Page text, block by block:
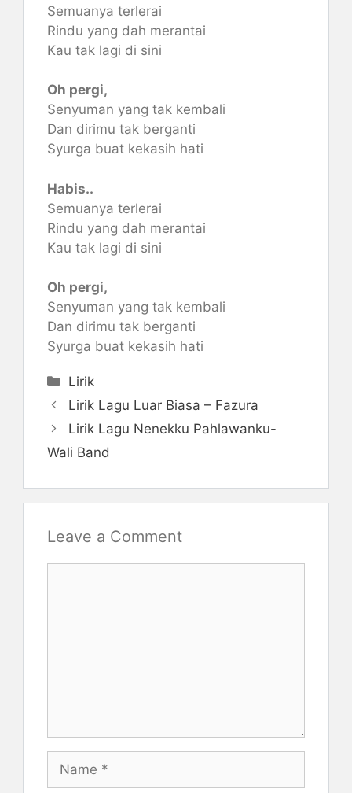
Semuanya terlerai
Rindu yang dah merantai
Kau tak lagi di sini
Oh pergi,
Senyuman yang tak kembali
Dan dirimu tak berganti
Syurga buat kekasih hati
Habis..
Semuanya terlerai
Rindu yang dah merantai
Kau tak lagi di sini
Oh pergi,
Senyuman yang tak kembali
Dan dirimu tak berganti
Syurga buat kekasih hati
Categories
Lirik
Lirik Lagu Luar Biasa – Fazura
Lirik Lagu Nenekku Pahlawanku-
Wali Band
Leave a Comment
Name